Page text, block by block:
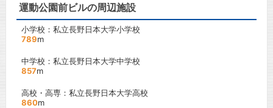
運動公園前ビルの周辺施設
小学校：私立長野日本大学小学校
789m
中学校：私立長野日本大学中学校
857m
高校・高専：私立長野日本大学高校
860m